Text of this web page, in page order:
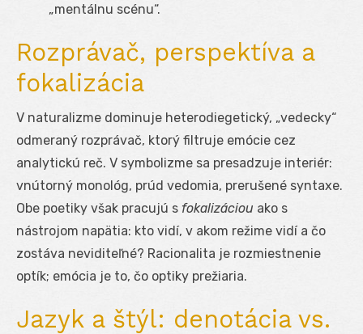
„mentálnu scénu“.
Rozprávač, perspektíva a
fokalizácia
V naturalizme dominuje heterodiegetický, „vedecky“
odmeraný rozprávač, ktorý filtruje emócie cez
analytickú reč. V symbolizme sa presadzuje interiér:
vnútorný monológ, prúd vedomia, prerušené syntaxe.
Obe poetiky však pracujú s fokalizáciou ako s
nástrojom napätia: kto vidí, v akom režime vidí a čo
zostáva neviditeľné? Racionalita je rozmiestnenie
optík; emócia je to, čo optiky prežiaria.
Jazyk a štýl: denotácia vs.